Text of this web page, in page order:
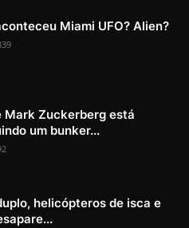
Miami UFO? Alien?
Mark Zuckerberg está
um bunker...
helicópteros de isca e